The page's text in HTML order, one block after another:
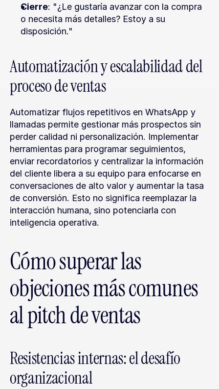
Cierre: "¿Le gustaría avanzar con la compra
o necesita más detalles? Estoy a su
disposición."
Automatización y escalabilidad del
proceso de ventas
Automatizar flujos repetitivos en WhatsApp y
llamadas permite gestionar más prospectos sin
perder calidad ni personalización. Implementar
herramientas para programar seguimientos,
enviar recordatorios y centralizar la información
del cliente libera a su equipo para enfocarse en
conversaciones de alto valor y aumentar la tasa
de conversión. Esto no significa reemplazar la
interacción humana, sino potenciarla con
inteligencia operativa.
Cómo superar las
objeciones más comunes
al pitch de ventas
Resistencias internas: el desafío
organizacional